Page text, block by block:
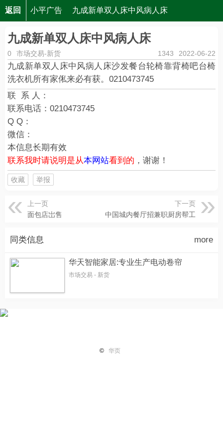
返回 小平广告 九成新单双人床中风病人床
九成新单双人床中风病人床
0 市场交易-新货 1343 2022-06-22
九成新单双人床中风病人床沙发餐台轮椅靠背椅吧台椅
洗衣机所有家俬来必有获。0210473745
联 系 人：
联系电话： 0210473745
Q Q：
微信：
本信息长期有效
联系我时请说明是从本网站看到的 ，谢谢！
收藏 举报
上一页
面包店岀售
下一页
中国城内餐厅招兼职厨房帮工
同类信息 more
华天智能家居:专业生产电动卷帘
市场交易 - 新货
© 华页